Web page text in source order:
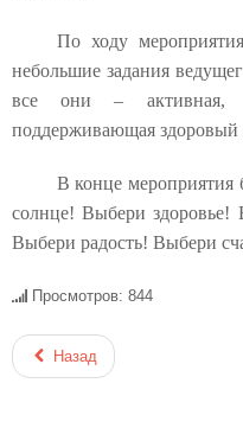
По ходу
небольшие задания
все они – активная,
поддерживающая здоровый
В конце мероприятия
солнце! Выбери
Выбери радость! Выбери
Просмотров: 844
Назад